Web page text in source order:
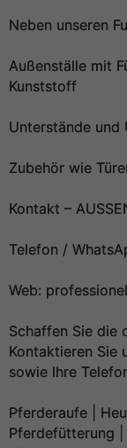
Neben unseren
Außenställe mit
Kunststoff
Unterstände und
Zubehör wie
Kontakt –
Telefon /
Web:
Schaffen Sie die
Kontaktieren Sie
sowie Ihre
Pferderaufe |
Pferdefütterung |